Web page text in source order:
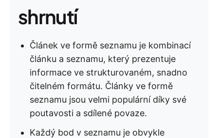
shrnutí
Článek ve formě seznamu je kombinací
článku a seznamu, který prezentuje
informace ve strukturovaném, snadno
čitelném formátu. Články ve formě
seznamu jsou velmi populární díky své
poutavosti a sdílené povaze.
Každý bod v seznamu je obvykle